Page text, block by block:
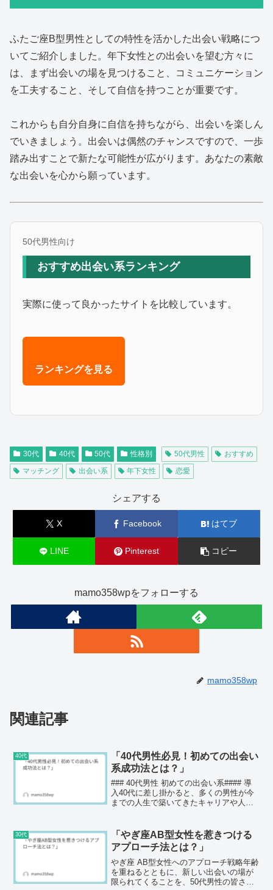
ふたご座B型男性としての特性を活かした出会い戦略につ
いてご紹介しました。年下女性との出会いを望む方々に
は、まず出会いの場を見つけること、コミュニケーション
を工夫すること、そして自信を持つことが重要です。
これからも自分自身に自信を持ちながら、出会いを楽しん
でいきましょう。出会いは偶然のチャンスですので、一歩
踏み出すことで新たな可能性が広がります。あなたの素敵
な出会いを心から願っています。
50代男性向け
おすすめ出会い系ランキング
実際に使って良かったサイトを比較しています。
ランキングを見る
30代 40代 50代 性格別 50代男性
おすすめ
マッチング
出会い系 年下女性 恋愛
シェアする
X Facebook はてブ
LINE Pinterest コピー
mamo358wpをフォローする
mamo358wp
関連記事
40代
「40代男性必見！初めての出会い
系成功法とは？」
### 40代男性 初めての出会い系#### 導
入40代に差し掛かると、多くの男性が今
までの人生で築いてきたキャリアや人間
てきます。私自身も、その一人です。恋
愛経験が豊...
30代
「やぎ座AB型女性を惹きつける
アプローチ法とは？」
やぎ座 AB型女性へのアプローチ戦略年齢
を重ねるとともに、新しい出会いの場が
限られてくることを、50代男性の皆さん